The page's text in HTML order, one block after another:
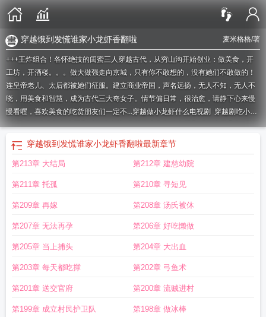
麦米格格/著
穿越饿到发慌谁家小龙虾香翻啦
+++王炸组合！各怀绝技的闺蜜三人穿越古代，从穷山沟开始创业：做美食，开
工坊，开酒楼。。。做大做强走向京城，只有你不敢想的，没有她们不敢做的！
连皇帝老儿、太后都被她们征服。建立商业帝国，声名远扬，无人不知，无人不
晓，用美食和智慧，成为古代三大奇女子。情节偏日常，很治愈，请静下心来慢
慢看喔，喜欢美食的吃货朋友们一定不...穿越做小龙虾什么电视剧 穿越剧吃小龙
虾穿越吃小龙虾的电视剧叫什么名字穿越吃小龙虾的电视剧叫什么第几集穿越
后小龙虾泛滥什么电视剧 穿越剧吃小龙虾是什么电视剧
剧 穿越吃小龙虾
虾泛滥成灾是什么电视剧
穿越吃小龙虾的电视剧是第几集穿越过去吃小龙虾
越吃小龙虾电影名字
穿越过去吃小龙虾的电视剧
穿越吃小龙虾的电视剧叫什
么穿越回去吃小龙虾的电视剧 穿越做小龙虾的电视剧叫什么
是什么电视剧穿越剧 小龙虾 穿越小龙虾电视剧叫什么穿越做龙虾的那个剧叫
什么穿越吃小龙虾的电视剧 穿越小龙虾泛滥女子穿越小龙虾泛滥
电视剧女主穿越小龙虾 穿越做小龙虾的是第几集
穿越饿到发慌谁家小龙虾香翻啦最新章节
第213章 大结局 第212章 建慈幼院
第211章 托孤 第210章 寻短见
第209章 再嫁 第208章 汤氏被休
第207章 无法再孕 第206章 好吃懒做
第205章 当上捕头 第204章 大出血
第203章 每天都吃撑 第202章 弓鱼术
第201章 送交官府 第200章 流贼进村
第199章 成立村民护卫队 第198章 做冰棒